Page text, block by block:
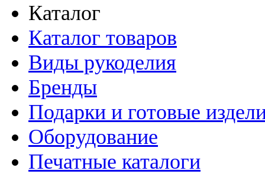
Каталог
Каталог товаров
Виды рукоделия
Бренды
Подарки и готовые
Оборудование
Печатные каталоги